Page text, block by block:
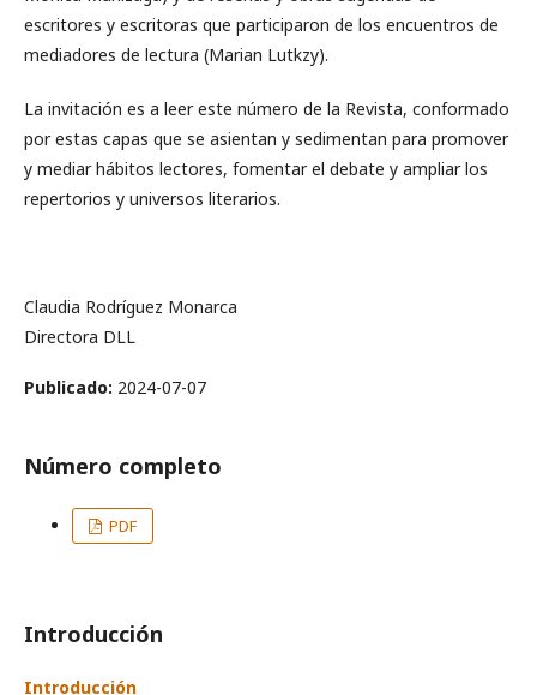
escritores y escritoras que participaron de los encuentros de
mediadores de lectura (Marian Lutkzy).
La invitación es a leer este número de la Revista, conformado
por estas capas que se asientan y sedimentan para promover
y mediar hábitos lectores, fomentar el debate y ampliar los
repertorios y universos literarios.
Claudia Rodríguez Monarca
Directora DLL
Publicado: 2024-07-07
Número completo
PDF
Introducción
Introducción